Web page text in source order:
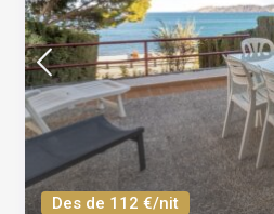
Des de 112 €/nit